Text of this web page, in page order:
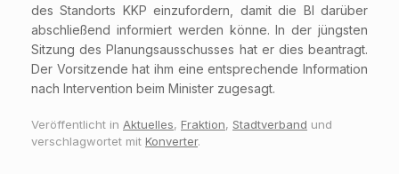
des Standorts KKP einzufordern, damit die BI darüber
abschließend informiert werden könne. In der jüngsten
Sitzung des Planungsausschusses hat er dies beantragt.
Der Vorsitzende hat ihm eine entsprechende Information
nach Intervention beim Minister zugesagt.
Veröffentlicht in Aktuelles, Fraktion, Stadtverband und
verschlagwortet mit Konverter.